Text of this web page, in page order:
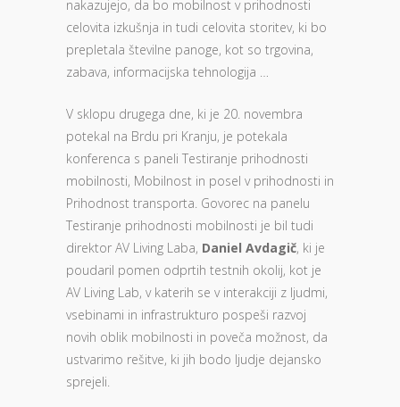
nakazujejo, da bo mobilnost v prihodnosti
celovita izkušnja in tudi celovita storitev, ki bo
prepletala številne panoge, kot so trgovina,
zabava, informacijska tehnologija …
V sklopu drugega dne, ki je 20. novembra
potekal na Brdu pri Kranju, je potekala
konferenca s paneli Testiranje prihodnosti
mobilnosti, Mobilnost in posel v prihodnosti in
Prihodnost transporta. Govorec na panelu
Testiranje prihodnosti mobilnosti je bil tudi
direktor AV Living Laba, Daniel Avdagič, ki je
poudaril pomen odprtih testnih okolij, kot je
AV Living Lab, v katerih se v interakciji z ljudmi,
vsebinami in infrastrukturo pospeši razvoj
novih oblik mobilnosti in poveča možnost, da
ustvarimo rešitve, ki jih bodo ljudje dejansko
sprejeli.